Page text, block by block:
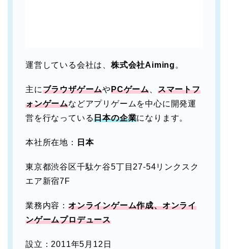
運営している会社は、 株式会社Aiming 。
主にブラウザゲームやPCゲーム
スマートフ
ォンゲームなどアプリゲームを中心に開発運
営を行なっている日本の企業になります。
本社所在地： 日本
東京都渋谷区千駄ケ谷5丁目27-54リンクスク
エア新宿7F
業務内容： オンラインゲーム作成、オンライ
ンゲームプロデュース
設立：2011年5月12日